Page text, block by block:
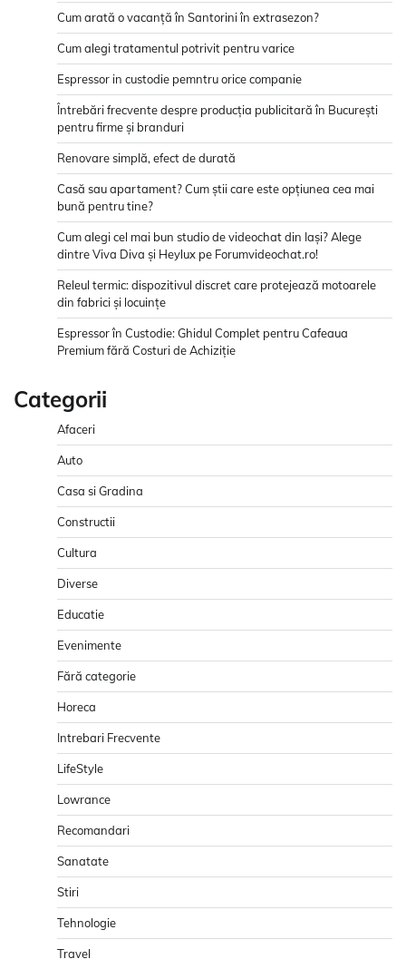
Cum arată o vacanță în Santorini în extrasezon?
Cum alegi tratamentul potrivit pentru varice
Espressor in custodie pemntru orice companie
Întrebări frecvente despre producția publicitară în București
pentru firme și branduri
Renovare simplă, efect de durată
Casă sau apartament? Cum știi care este opțiunea cea mai
bună pentru tine?
Cum alegi cel mai bun studio de videochat din Iași? Alege
dintre Viva Diva și Heylux pe Forumvideochat.ro!
Releul termic: dispozitivul discret care protejează motoarele
din fabrici și locuințe
Espressor în Custodie: Ghidul Complet pentru Cafeaua
Premium fără Costuri de Achiziție
Categorii
Afaceri
Auto
Casa si Gradina
Constructii
Cultura
Diverse
Educatie
Evenimente
Fără categorie
Horeca
Intrebari Frecvente
LifeStyle
Lowrance
Recomandari
Sanatate
Stiri
Tehnologie
Travel